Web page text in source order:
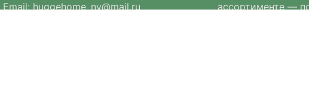
Email:huggehome_nv@mail.ru
ассортименте —